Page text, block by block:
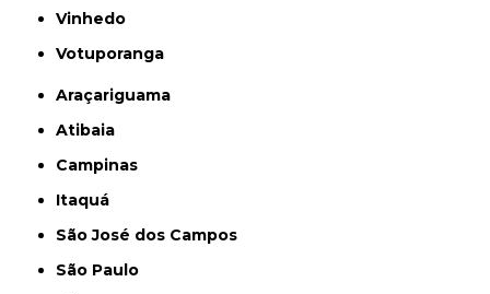
Vinhedo
Votuporanga
Araçariguama
Atibaia
Campinas
Itaquá
São José dos Campos
São Paulo